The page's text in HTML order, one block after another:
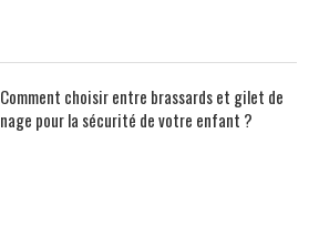
Comment choisir entre brassards et gilet de
nage pour la sécurité de votre enfant ?